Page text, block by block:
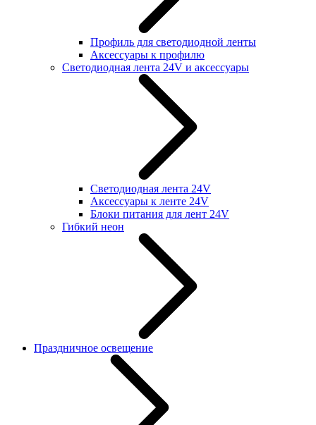
Профиль для светодиодной ленты
Аксессуары к профилю
Светодиодная лента 24V и аксессуары
Светодиодная лента 24V
Аксессуары к ленте 24V
Блоки питания для лент 24V
Гибкий неон
Праздничное освещение